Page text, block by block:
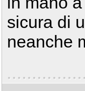
sicura di
neanche